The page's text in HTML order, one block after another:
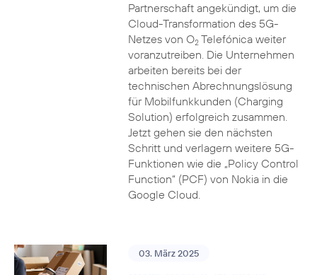
Partnerschaft angekündigt, um die
Cloud-Transformation des 5G-
Netzes von O2Telefónica weiter
voranzutreiben. Die Unternehmen
arbeiten bereits bei der
technischen Abrechnungslösung
für Mobilfunkkunden (Charging
Solution) erfolgreich zusammen.
Jetzt gehen sie den nächsten
Schritt und verlagern weitere 5G-
Funktionen wie die „Policy Control
Function“ (PCF) von Nokia in die
Google Cloud.
03. März 2025